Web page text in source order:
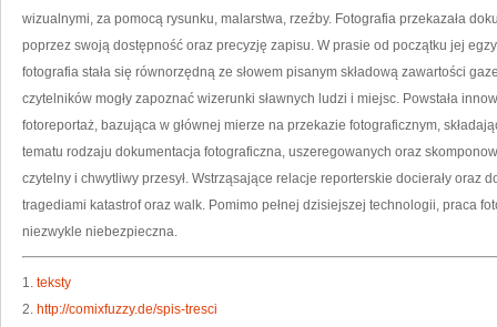
wizualnymi, za pomocą rysunku, malarstwa, rzeźby. Fotografia przekazała
poprzez swoją dostępność oraz precyzję zapisu. W prasie od początku jej
fotografia stała się równorzędną ze słowem pisanym składową zawartości
czytelników mogły zapoznać wizerunki sławnych ludzi i miejsc. Powstała
fotoreportaż, bazująca w głównej mierze na przekazie fotograficznym,
tematu rodzaju dokumentacja fotograficzna, uszeregowanych oraz
czytelny i chwytliwy przesył. Wstrząsające relacje reporterskie docierały oraz
tragediami katastrof oraz walk. Pomimo pełnej dzisiejszej technologii, praca
niezwykle niebezpieczna.
1. teksty
2. http://comixfuzzy.de/spis-tresci